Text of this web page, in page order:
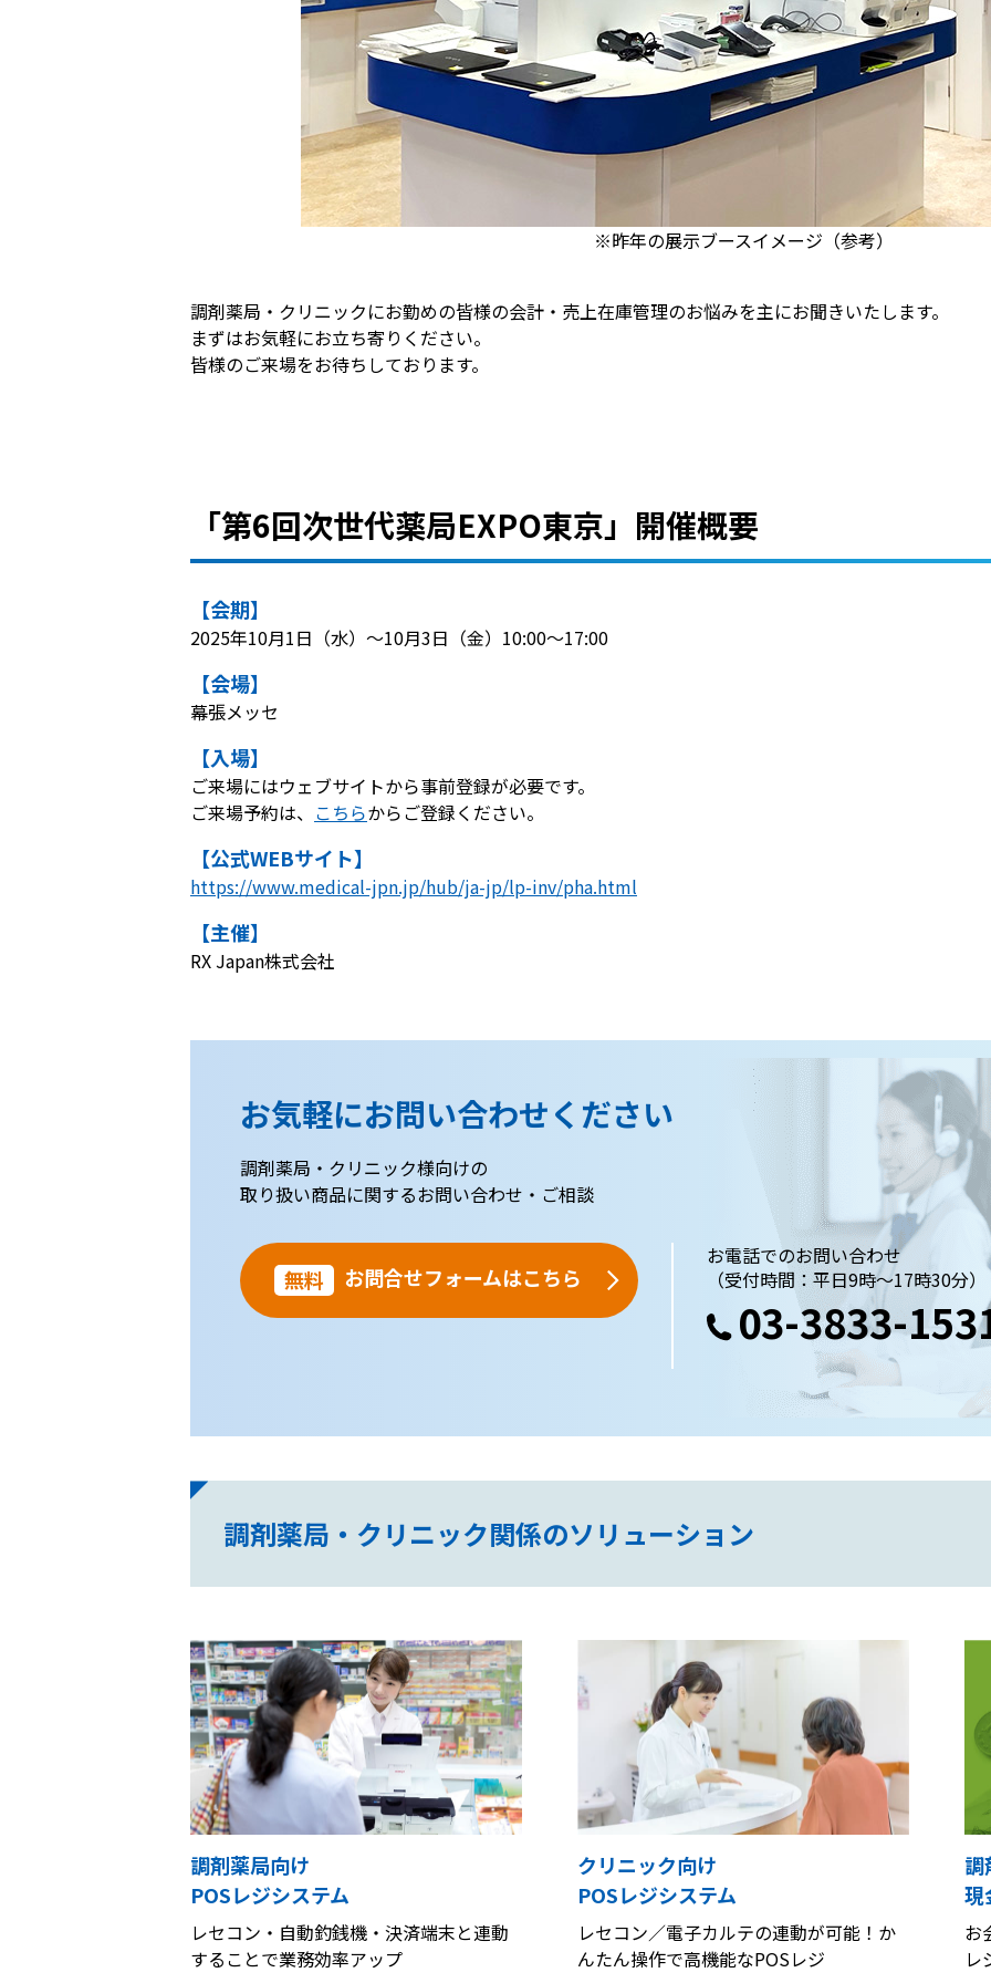
※昨年の展示ブースイメージ（参考）
調剤薬局・クリニックにお勤めの皆様の会計・売上在庫管理のお悩みを主にお聞きいたします。
まずはお気軽にお立ち寄りください。
皆様のご来場をお待ちしております。
「第6回次世代薬局EXPO東京」 開催概要
【会期】
2025年10月1日（水） ～10月3日（金）10:00～17:00
【会場】
幕張メッセ
【入場】
ご来場にはウェブサイトから事前登録が必要です。
ご来場予約は、 こちらからご登録ください。
【公式WEBサイト】
https://www.medical-jpn.jp/hub/ja-jp/lp-inv/pha.html
【主催】
RX Japan株式会社
お気軽にお問い合わせください
調剤薬局・クリニック様向けの
取り扱い商品に関するお問い合わせ・ご相談
無料 お問合せフォームはこちら
お電話でのお問い合わせ
（受付時間：平日9時～17時30分）
03-3833-
調剤薬局・クリニック関係のソリューション
調剤薬局向け
POSレジシステム
レセコン・自動釣銭機・決済端末と連動
することで業務効率アップ
クリニック向け
POSレジシステム
レセコン／電子カルテの連動が可能！か
んたん操作で高機能なPOSレジ
調
現
お
レ